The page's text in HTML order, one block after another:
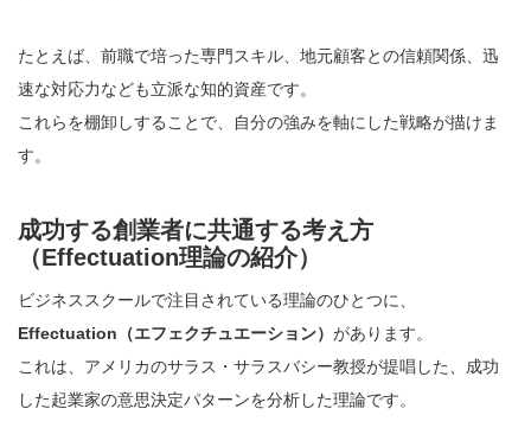
たとえば、前職で培った専門スキル、地元顧客との信頼関係、迅
速な対応力なども立派な知的資産です。
これらを棚卸しすることで、自分の強みを軸にした戦略が描けま
す。
成功する創業者に共通する考え方
（Effectuation理論の紹介）
ビジネススクールで注目されている理論のひとつに、
Effectuation（エフェクチュエーション） があります。
これは、アメリカのサラス・サラスバシー教授が提唱した、成功
した起業家の意思決定パターンを分析した理論です。